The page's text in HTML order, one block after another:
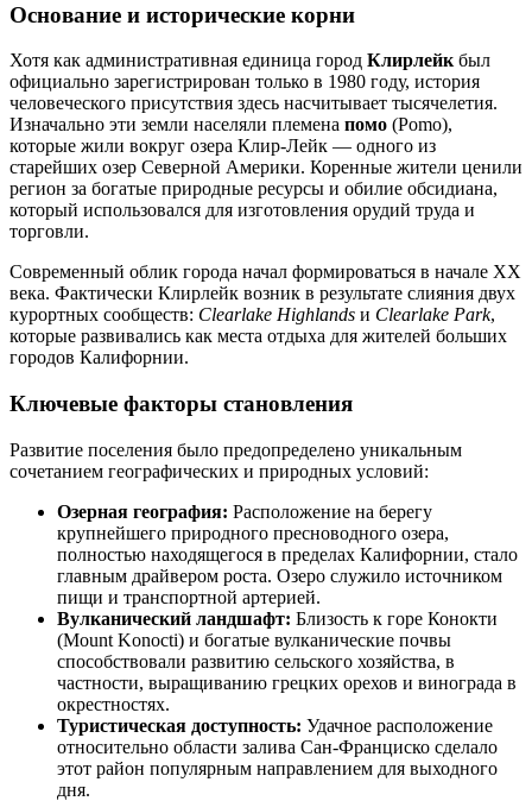
Основание и исторические корни
Хотя как административная единица город Клирлейк был
официально зарегистрирован только в 1980 году, история
человеческого присутствия здесь насчитывает тысячелетия.
Изначально эти земли населяли племена помо (Pomo),
которые жили вокруг озера Клир-Лейк — одного из
старейших озер Северной Америки. Коренные жители ценили
регион за богатые природные ресурсы и обилие обсидиана,
который использовался для изготовления орудий труда и
торговли.
Современный облик города начал формироваться в начале XX
века. Фактически Клирлейк возник в результате слияния двух
курортных сообществ: Clearlake Highlands и Clearlake Park,
которые развивались как места отдыха для жителей больших
городов Калифорнии.
Ключевые факторы становления
Развитие поселения было предопределено уникальным
сочетанием географических и природных условий:
Озерная география: Расположение на берегу
крупнейшего природного пресноводного озера,
полностью находящегося в пределах Калифорнии, стало
главным драйвером роста. Озеро служило источником
пищи и транспортной артерией.
Вулканический ландшафт: Близость к горе Конокти
(Mount Konocti) и богатые вулканические почвы
способствовали развитию сельского хозяйства, в
частности, выращиванию грецких орехов и винограда в
окрестностях.
Туристическая доступность: Удачное расположение
относительно области залива Сан-Франциско сделало
этот район популярным направлением для выходного
дня.